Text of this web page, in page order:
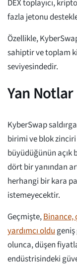
DEX toplayıcı,
fazla jetonu
Özellikle,
sahiptir ve toplam
seviyesindedir.
Yan Notlar
KyberSwap
birimi ve blok zinciri
büyüdüğünün açık
dört bir yanından
herhangi bir kara
istemeyecektir.
Geçmişte,Binance,
yardımcı oldugeniş
olunca, düşen
endüstrisindeki